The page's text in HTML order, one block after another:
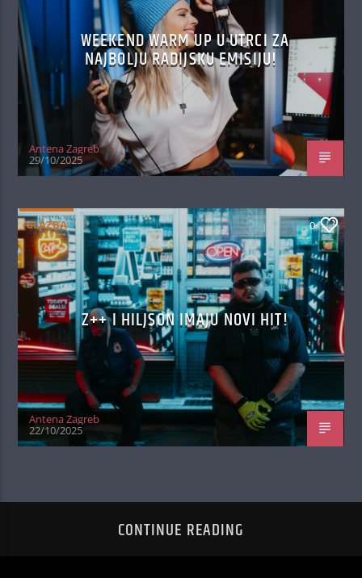
WEEKEND WARM UP U UTRCI ZA
NAJBOLJU RADIJSKU EMISIJU!
Antena Zagreb
29/10/2025
GLAZBA 0
Z++ I HILJSON IMAJU NOVI HIT!
Antena Zagreb
22/10/2025
CONTINUE READING